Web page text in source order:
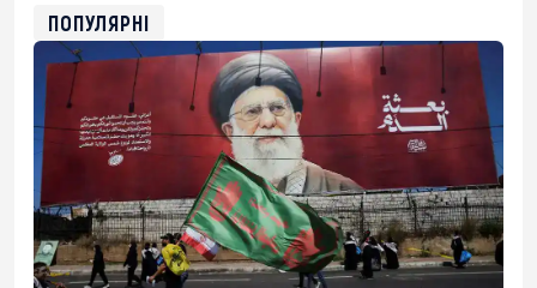
USDT
0x8676644fA7B6d328310283cAC1065Ae01d97CEe7
ETH
0xfD02863D3289416fcF50975c9DFda13623f97758
ПОПУЛЯРНІ